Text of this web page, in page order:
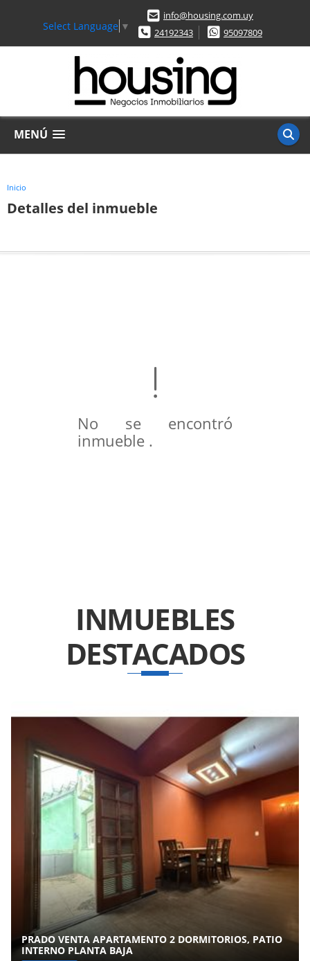
Select Language ▼
info@housing.com.uy
24192343
95097809
MENÚ
Inicio
Detalles del inmueble
No se encontró
inmueble .
INMUEBLES
DESTACADOS
PRADO VENTA APARTAMENTO 2 DORMITORIOS, PATIO
INTERNO PLANTA BAJA